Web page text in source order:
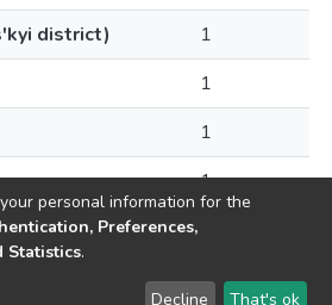
district)
1
1
1
1
copyright © 2002-2026 LYRASIS
personal information for the
Preferences,
Statistics.
Decline That's ok